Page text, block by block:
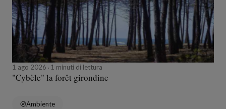
1 ago 2026 1 minuti di lettura
"Cybèle" la forêt girondine
Ambiente